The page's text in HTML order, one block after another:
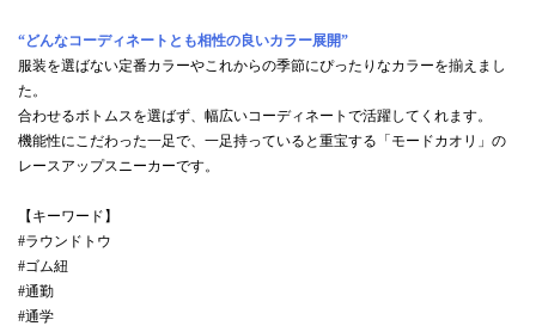
“どんなコーディネートとも相性の良いカラー展開”
服装を選ばない定番カラーやこれからの季節にぴったりなカラーを揃えまし
た。
合わせるボトムスを選ばず、幅広いコーディネートで活躍してくれます。
機能性にこだわった一足で、一足持っていると重宝する「モードカオリ」の
レースアップスニーカーです。
【キーワード】
#ラウンドトウ
#ゴム紐
#通勤
#通学